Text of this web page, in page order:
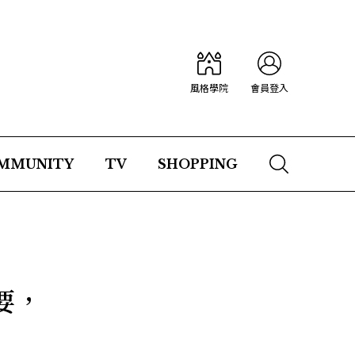
風格學院 會員登入
TV SHOPPING